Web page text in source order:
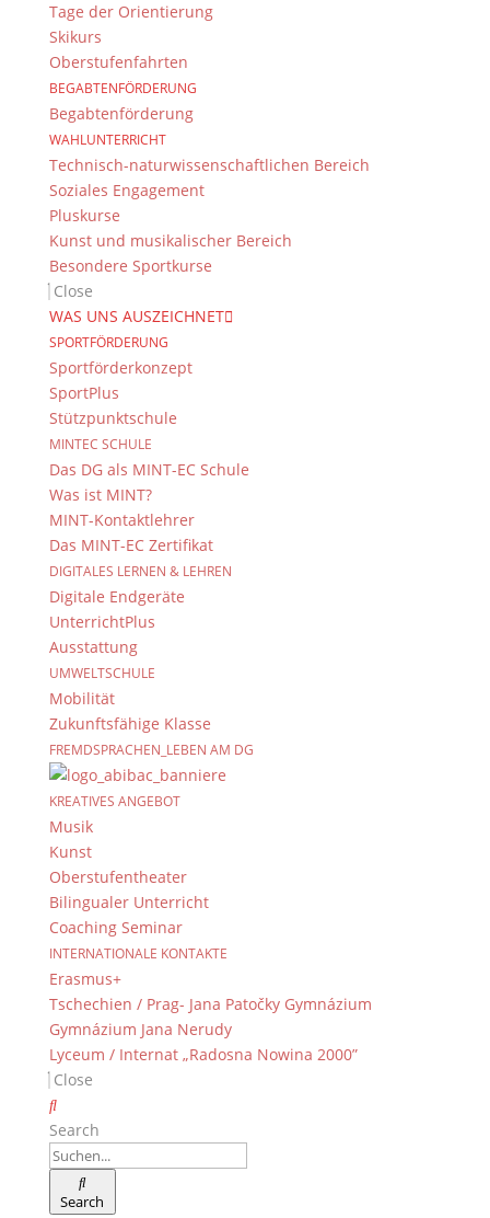
Tage der Orientierung
Skikurs
Oberstufenfahrten
BEGABTENFÖRDERUNG
Begabtenförderung
WAHLUNTERRICHT
Technisch-naturwissenschaftlichen Bereich
Soziales Engagement
Pluskurse
Kunst und musikalischer Bereich
Besondere Sportkurse
Close
WAS UNS AUSZEICHNET
SPORTFÖRDERUNG
Sportförderkonzept
SportPlus
Stützpunktschule
MINTEC SCHULE
Das DG als MINT-EC Schule
Was ist MINT?
MINT-Kontaktlehrer
Das MINT-EC Zertifikat
DIGITALES LERNEN & LEHREN
Digitale Endgeräte
UnterrichtPlus
Ausstattung
UMWELTSCHULE
Mobilität
Zukunftsfähige Klasse
FREMDSPRACHEN_LEBEN AM DG
KREATIVES ANGEBOT
Musik
Kunst
Oberstufentheater
Bilingualer Unterricht
Coaching Seminar
INTERNATIONALE KONTAKTE
Erasmus+
Tschechien / Prag- Jana Patočky Gymnázium
Gymnázium Jana Nerudy
Lyceum / Internat „Radosna Nowina 2000”
Close
Search
Search
Tel.: +49 (0) 951 93 23 90
Fax.: +49 (0) 951 93 23 92 0
E-Mail:dg@stadt.bamberg.de
Kontakt & Ansprechpartner
Senden Sie uns Ihre Nachricht.
Impressum & Datenschutz
Impressum
Datenschutzerklärung
Kontakt
© 2015-2022, Dientzenhofer-Gymnasium Bamberg
Immer Aktuell
Bleiben Sie immer auf dem neusten Stand und
folgen Sie uns auf Twitter
Kontakt Webteam
Kontaktieren Sie das Webteam
© 2015-2017 Dientzenhofer-Gymnasium Bamberg -